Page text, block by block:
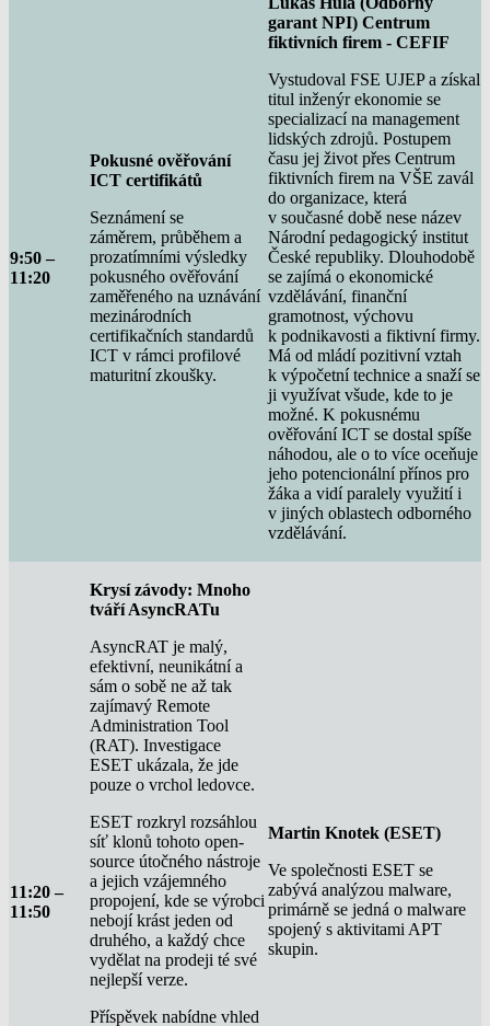
9:50 –
11:20
Pokusné ověřování
ICT certifikátů
Seznámení se
záměrem, průběhem a
prozatímními výsledky
pokusného ověřování
zaměřeného na uznávání
mezinárodních
certifikačních standardů
ICT v rámci profilové
maturitní zkoušky.
garant NPI) Centrum
fiktivních firem - CEFIF
Vystudoval FSE UJEP a získal
titul inženýr ekonomie se
specializací na management
lidských zdrojů. Postupem
času jej život přes Centrum
fiktivních firem na VŠE zavál
do organizace, která
v současné době nese název
Národní pedagogický institut
České republiky. Dlouhodobě
se zajímá o ekonomické
vzdělávání, finanční
gramotnost, výchovu
k podnikavosti a fiktivní firmy.
Má od mládí pozitivní vztah
k výpočetní technice a snaží se
ji využívat všude, kde to je
možné. K pokusnému
ověřování ICT se dostal spíše
náhodou, ale o to více oceňuje
jeho potencionální přínos pro
žáka a vidí paralely využití i
v jiných oblastech odborného
vzdělávání.
11:20 –
11:50
Krysí závody: Mnoho
tváří AsyncRATu
AsyncRAT je malý,
efektivní, neunikátní a
sám o sobě ne až tak
zajímavý Remote
Administration Tool
(RAT). Investigace
ESET ukázala, že jde
pouze o vrchol ledovce.
ESET rozkryl rozsáhlou
síť klonů tohoto open-
source útočného nástroje
a jejich vzájemného
propojení, kde se výrobci
nebojí krást jeden od
druhého, a každý chce
vydělat na prodeji té své
nejlepší verze.
Příspěvek nabídne vhled
Martin Knotek (ESET)
Ve společnosti ESET se
zabývá analýzou malware,
primárně se jedná o malware
spojený s aktivitami APT
skupin.